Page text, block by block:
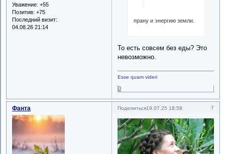
Уважение: +55
Позитив: +75
Последний визит:
04.08.26 21:14
прану и энергию земли.
То есть совсем без еды? Это
невозможно.
Esse quam videri
0
Поделиться 7
19.07.25 18:58
Фанта